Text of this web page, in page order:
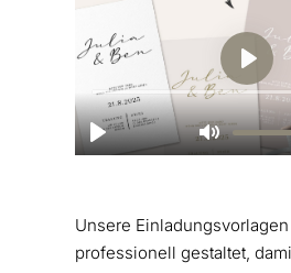
Unsere
professionell gestaltet,